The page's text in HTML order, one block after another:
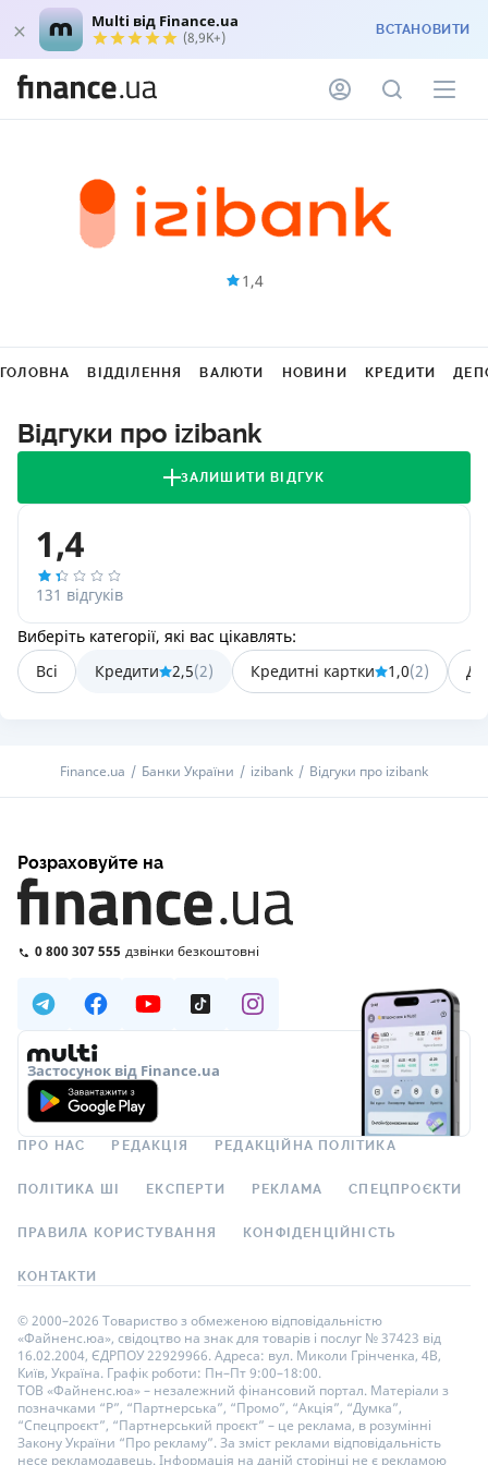
Multi від Finance.ua
(8,9K+) ВСТАНОВИТИ
1,4
ГОЛОВНА ВІДДІЛЕННЯ ВАЛЮТИ НОВИНИ КРЕДИТИ
Відгуки про izibank
ЗАЛИШИТИ ВІДГУК
1,4
131 відгуків
Виберіть категорії, які вас цікавлять:
Всі
Кредити 2,5(2) Кредитні картки 1,0(2)
Finance.ua Банки України izibank Відгуки про izibank
Розраховуйте на
0 800 307 555 дзвінки безкоштовні
Застосунок від Finance.ua
ПРО НАС РЕДАКЦІЯ РЕДАКЦІЙНА ПОЛІТИКА
ПОЛІТИКА ШІ ЕКСПЕРТИ РЕКЛАМА СПЕЦПРОЄКТИ
ПРАВИЛА КОРИСТУВАННЯ КОНФІДЕНЦІЙНІСТЬ
КОНТАКТИ
© 2000–2026 Товариство з обмеженою відповідальністю
«Файненс.юа», свідоцтво на знак для товарів і послуг № 37423 від
16.02.2004, ЄДРПОУ 22929966. Адреса: вул. Миколи Грінченка, 4В,
Київ, Україна. Графік роботи: Пн–Пт 9:00–18:00.
ТОВ «Файненс.юа» – незалежний фінансовий портал. Матеріали з
позначками “Р”, “Партнерська”, “Промо”, “Акція”, “Думка”,
“Спецпроєкт”, “Партнерський проєкт” – це реклама, в розумінні
Закону України “Про рекламу”. За зміст реклами відповідальність
несе рекламодавець. Інформація на даній сторінці не є рекламою